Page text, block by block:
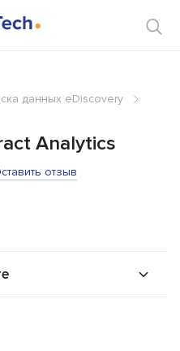
данных eDiscovery
Analytics
отзыв